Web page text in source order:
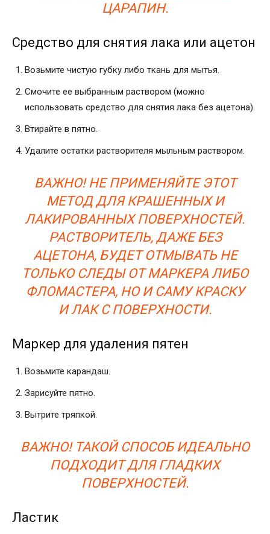
ЦАРАПИН.
Средство для снятия лака или ацетон
Возьмите чистую губку либо ткань для мытья.
Смочите ее выбранным раствором (можно
использовать средство для снятия лака без ацетона).
Втирайте в пятно.
Удалите остатки растворителя мыльным раствором.
ВАЖНО! НЕ ПРИМЕНЯЙТЕ ЭТОТ
МЕТОД ДЛЯ КРАШЕННЫХ И
ЛАКИРОВАННЫХ ПОВЕРХНОСТЕЙ.
РАСТВОРИТЕЛЬ, ДАЖЕ БЕЗ
АЦЕТОНА, БУДЕТОТМЫВАТЬНЕ
ТОЛЬКО СЛЕДЫ ОТ МАРКЕРА ЛИБО
ФЛОМАСТЕРА, НО И САМУ КРАСКУ
И ЛАК С ПОВЕРХНОСТИ.
Маркер для удаления пятен
Возьмите карандаш.
Зарисуйте пятно.
Вытрите тряпкой.
ВАЖНО! ТАКОЙ СПОСОБ ИДЕАЛЬНО
ПОДХОДИТ ДЛЯ ГЛАДКИХ
ПОВЕРХНОСТЕЙ.
Ластик